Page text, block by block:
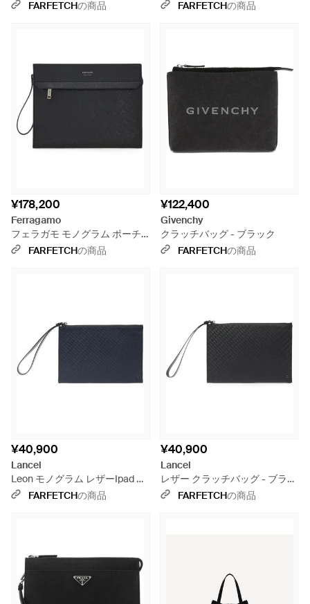
ル FARFETCHの商品 ー - ブラック
FARFETCHの商品
¥178,200
Ferragamo
フェラガモ モノグラム ポーチ -
ブラックFARFETCHの商品
¥122,400
Givenchy
クラッチバッグ - ブラック
FARFETCHの商品
¥40,900
Lancel
Leon モノグラム レザーIpad ク
ラッチバッグ ミニ - ブルー
FARFETCHの商品
¥40,900
Lancel
レザー クラッチバッグ - ブラッ
ク
FARFETCHの商品